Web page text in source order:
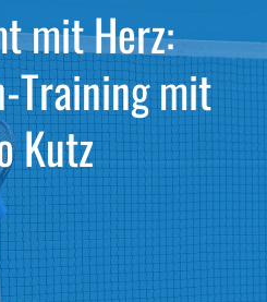
mit Herz:
Training mit
Kutz